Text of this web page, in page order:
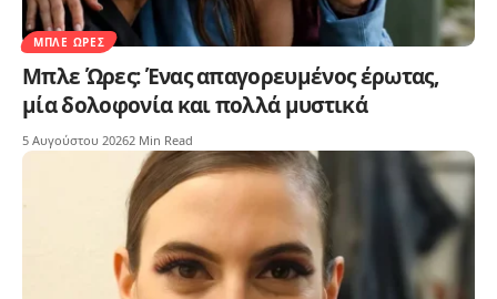
ΜΠΛΕ ΏΡΕΣ
Μπλε Ώρες: Ένας απαγορευμένος έρωτας,
μία δολοφονία και πολλά μυστικά
5 Αυγούστου 20262 Min Read